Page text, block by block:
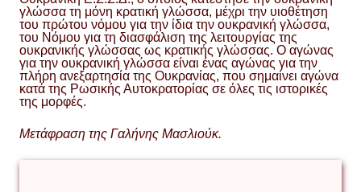
γλώσσα τη μόνη κρατική γλώσσα, μέχρι την υιοθέτηση
του πρώτου νόμου για την ίδια την ουκρανική γλώσσα,
του Νόμου για τη διασφάλιση της λειτουργίας της
ουκρανικής γλώσσας ως κρατικής γλώσσας. Ο αγώνας
για την ουκρανική γλώσσα είναι ένας αγώνας για την
πλήρη ανεξαρτησία της Ουκρανίας, που σημαίνει αγώνα
κατά της Ρωσικής Αυτοκρατορίας σε όλες τις ιστορικές
της μορφές.
Μετάφραση της Γαλήνης Μασλιούκ.